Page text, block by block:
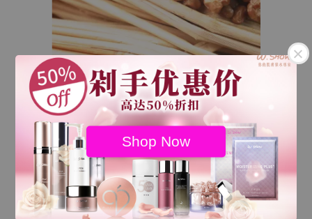
Shop Now
γ-PGA
γ-PGA-專利萃取納豆發酵成分，能夠快速深入肌膚底層，
提供長效保濕、賦活肌膚，增進肌膚彈性。